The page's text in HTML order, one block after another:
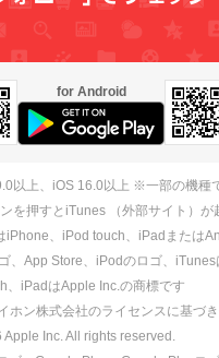
for Android
以上、iOS 16.0以上 ※一部の機種
を押すとiTunes （外部サイト）が
iPhone、iPod touch、iPadまたは
、App Store、iPodのロゴ、
、iPadはApple Inc.の商標です
ホン株式会社のライセンスに基づ
Apple Inc. All rights reserved.